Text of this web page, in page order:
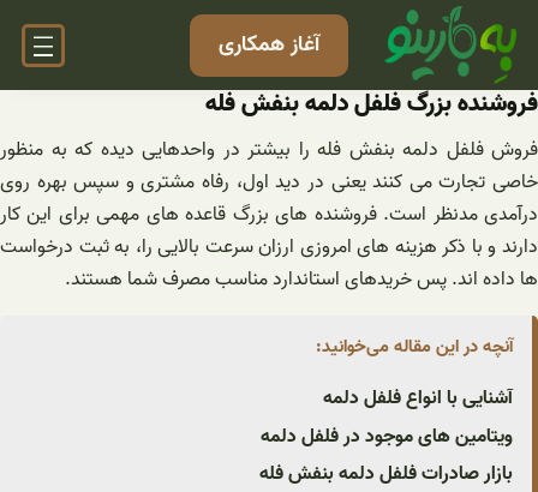
محتوا
آغاز همکاری
فروشنده بزرگ فلفل دلمه بنفش فله
فروش فلفل دلمه بنفش فله را بیشتر در واحدهایی دیده که به منظور
خاصی تجارت می کنند یعنی در دید اول، رفاه مشتری و سپس بهره روی
درآمدی مدنظر است. فروشنده های بزرگ قاعده های مهمی برای این کار
دارند و با ذکر هزینه های امروزی ارزان سرعت بالایی را، به ثبت درخواست
ها داده اند. پس خریدهای استاندارد مناسب مصرف شما هستند.
آنچه در این مقاله می‌خوانید:
آشنایی با انواع فلفل دلمه
ویتامین های موجود در فلفل دلمه
بازار صادرات فلفل دلمه بنفش فله